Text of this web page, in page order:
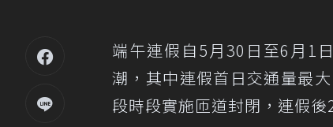
端午連假自5月30日至6月1
潮，其中連假首日交通量最
段時段實施匝道封閉，連假